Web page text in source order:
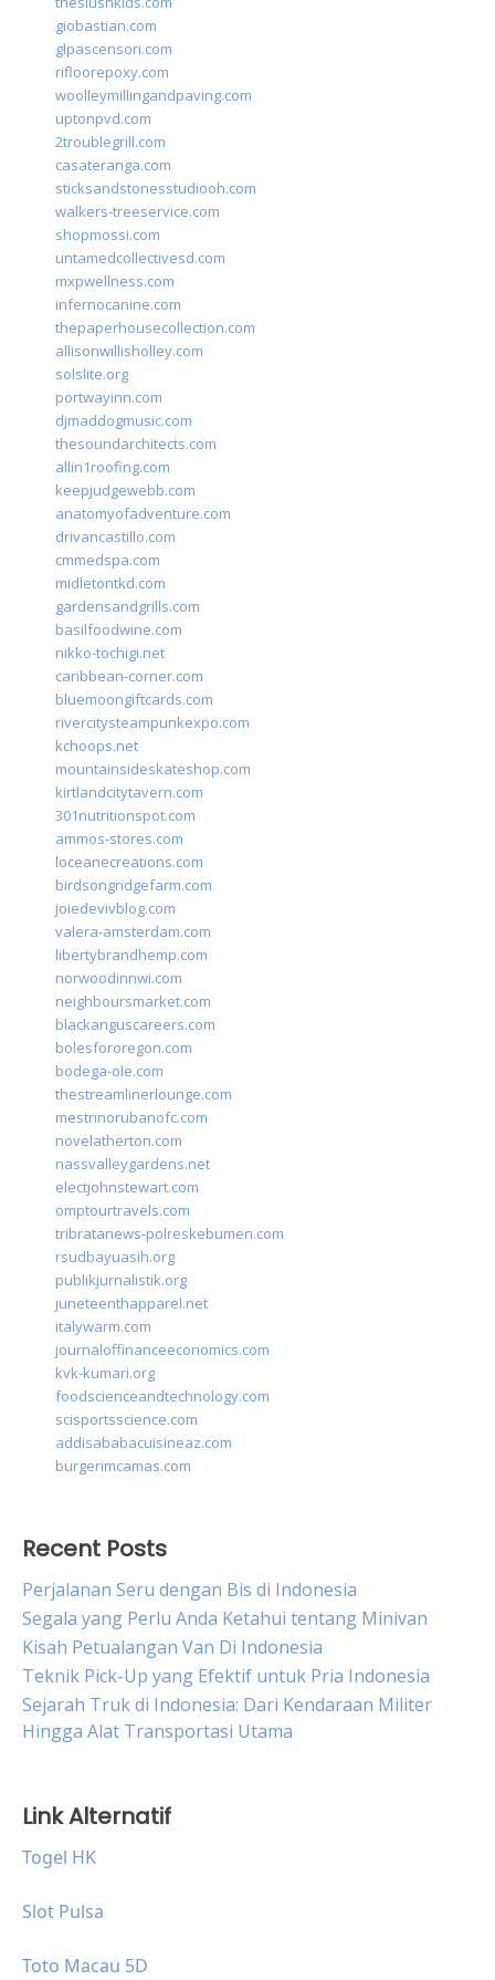
giobastian.com
glpascensori.com
rifloorepoxy.com
woolleymillingandpaving.com
uptonpvd.com
2troublegrill.com
casateranga.com
sticksandstonesstudiooh.com
walkers-treeservice.com
shopmossi.com
untamedcollectivesd.com
mxpwellness.com
infernocanine.com
thepaperhousecollection.com
allisonwillisholley.com
solslite.org
portwayinn.com
djmaddogmusic.com
thesoundarchitects.com
allin1roofing.com
keepjudgewebb.com
anatomyofadventure.com
drivancastillo.com
cmmedspa.com
midletontkd.com
gardensandgrills.com
basilfoodwine.com
nikko-tochigi.net
caribbean-corner.com
bluemoongiftcards.com
rivercitysteampunkexpo.com
kchoops.net
mountainsideskateshop.com
kirtlandcitytavern.com
301nutritionspot.com
ammos-stores.com
loceanecreations.com
birdsongridgefarm.com
joiedevivblog.com
valera-amsterdam.com
libertybrandhemp.com
norwoodinnwi.com
neighboursmarket.com
blackanguscareers.com
bolesfororegon.com
bodega-ole.com
thestreamlinerlounge.com
mestrinorubanofc.com
novelatherton.com
nassvalleygardens.net
electjohnstewart.com
omptourtravels.com
tribratanews-polreskebumen.com
rsudbayuasih.org
publikjurnalistik.org
juneteenthapparel.net
italywarm.com
journaloffinanceeconomics.com
kvk-kumari.org
foodscienceandtechnology.com
scisportsscience.com
addisababacuisineaz.com
burgerimcamas.com
Recent Posts
Perjalanan Seru dengan Bis di Indonesia
Segala yang Perlu Anda Ketahui tentang Minivan
Kisah Petualangan Van Di Indonesia
Teknik Pick-Up yang Efektif untuk Pria Indonesia
Sejarah Truk di Indonesia: Dari Kendaraan Militer
Hingga Alat Transportasi Utama
Link Alternatif
Togel HK
Slot Pulsa
Toto Macau 5D